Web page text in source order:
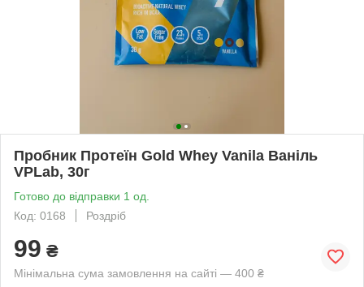
Пробник Протеїн Gold Whey Vanila Ваніль
VPLab, 30г
Готово до відправки 1 од.
Код: 0168
Роздріб
99 ₴
Мінімальна сума замовлення на сайті — 400 ₴